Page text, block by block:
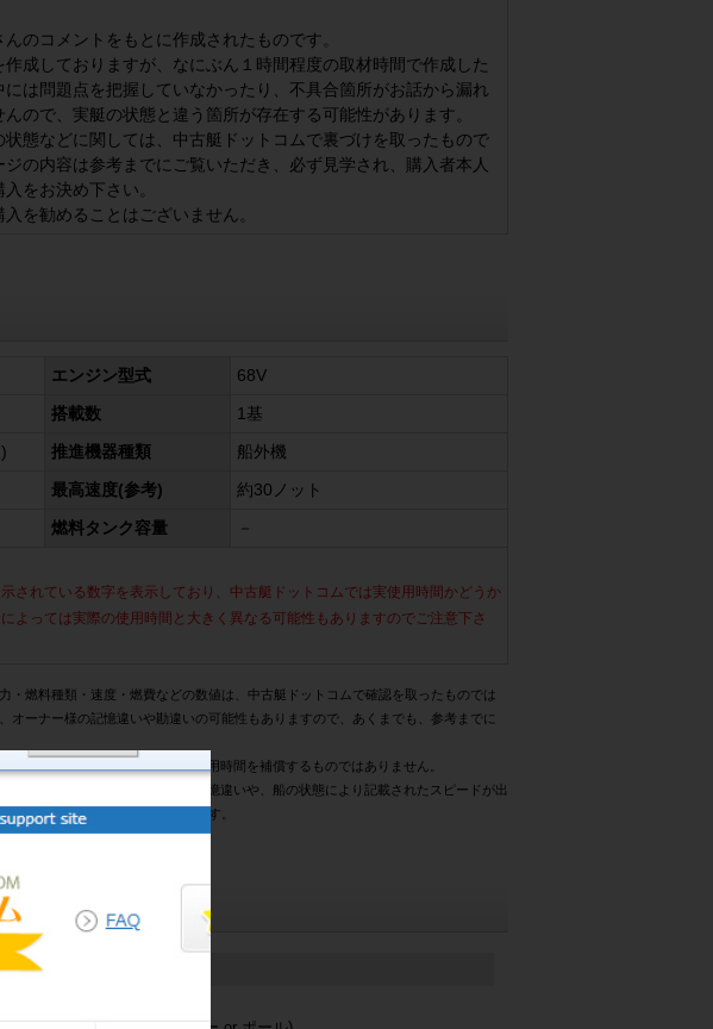
のコメントをもとに作成されたものです。
成しておりますが、なにぶん１時間程度の取材時間で作成した
は問題点を把握していなかったり、不具合箇所がお話から漏れ
ので、実艇の状態と違う箇所が存在する可能性があります。
状態などに関しては、中古艇ドットコムで裏づけを取ったもので
の内容は参考までにご覧いただき、必ず見学され、購入者本人
をお決め下さい。
を勧めることはございません。
エンジン型式 68V
搭載数 1基
推進機器種類 船外機
最高速度(参考) 約30ノット
燃料タンク容量
されている数字を表示しており、中古艇ドットコムでは実使用時間かどうか
よっては実際の使用時間と大きく異なる可能性もありますのでご注意下さ
燃料種類・速度・燃費などの数値は、中古艇ドットコムで確認を取ったものでは
ーナー様の記憶違いや勘違いの可能性もありますので、あくまでも、参考までに
の表示時間ですので、実際の使用時間を補償するものではありません。
ておりますが、オーナー様の記憶違いや、船の状態により記載されたスピードが出
容量などの数値に関しても同様です。